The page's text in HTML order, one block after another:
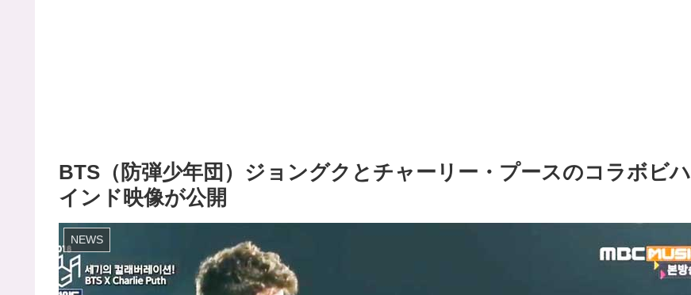
BTS（防弾少年団）ジョングクとチャーリー・プースのコラボビハ
インド映像が公開
NEWS